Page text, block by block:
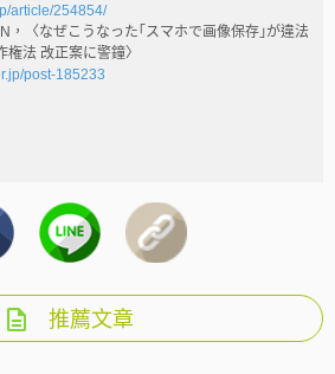
article/254854/
，〈なぜこうなった｢スマホで画像保存｣が違法
権法 改正案に警鐘〉
post-185233
推薦文章